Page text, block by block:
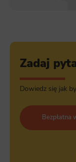
Zadaj
Dowiedz się jak
Bezpłatna